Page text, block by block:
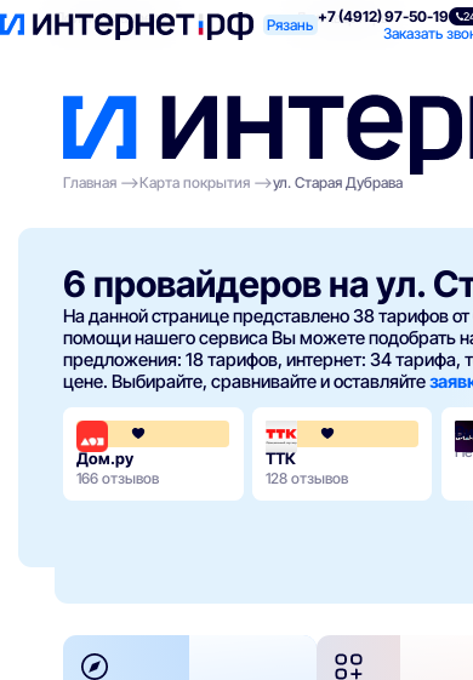
Рязань +7 (4912) 97-50-19
Заказать
Поиск по адресу Для квартиры
Главная
Карта покрытия ул. Старая Дубрава
6 провайдеров на ул.
На данной странице представлено 38 тарифов
помощи нашего сервиса Вы можете подобрать
предложения: 18 тарифов, интернет: 34 тарифа,
цене. Выбирайте, сравнивайте и оставляйте
4.3
Дом.ру
166 отзывов
ТТК
128 отзывов